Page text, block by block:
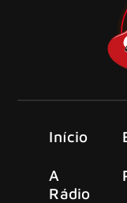
Início
A
Rádio